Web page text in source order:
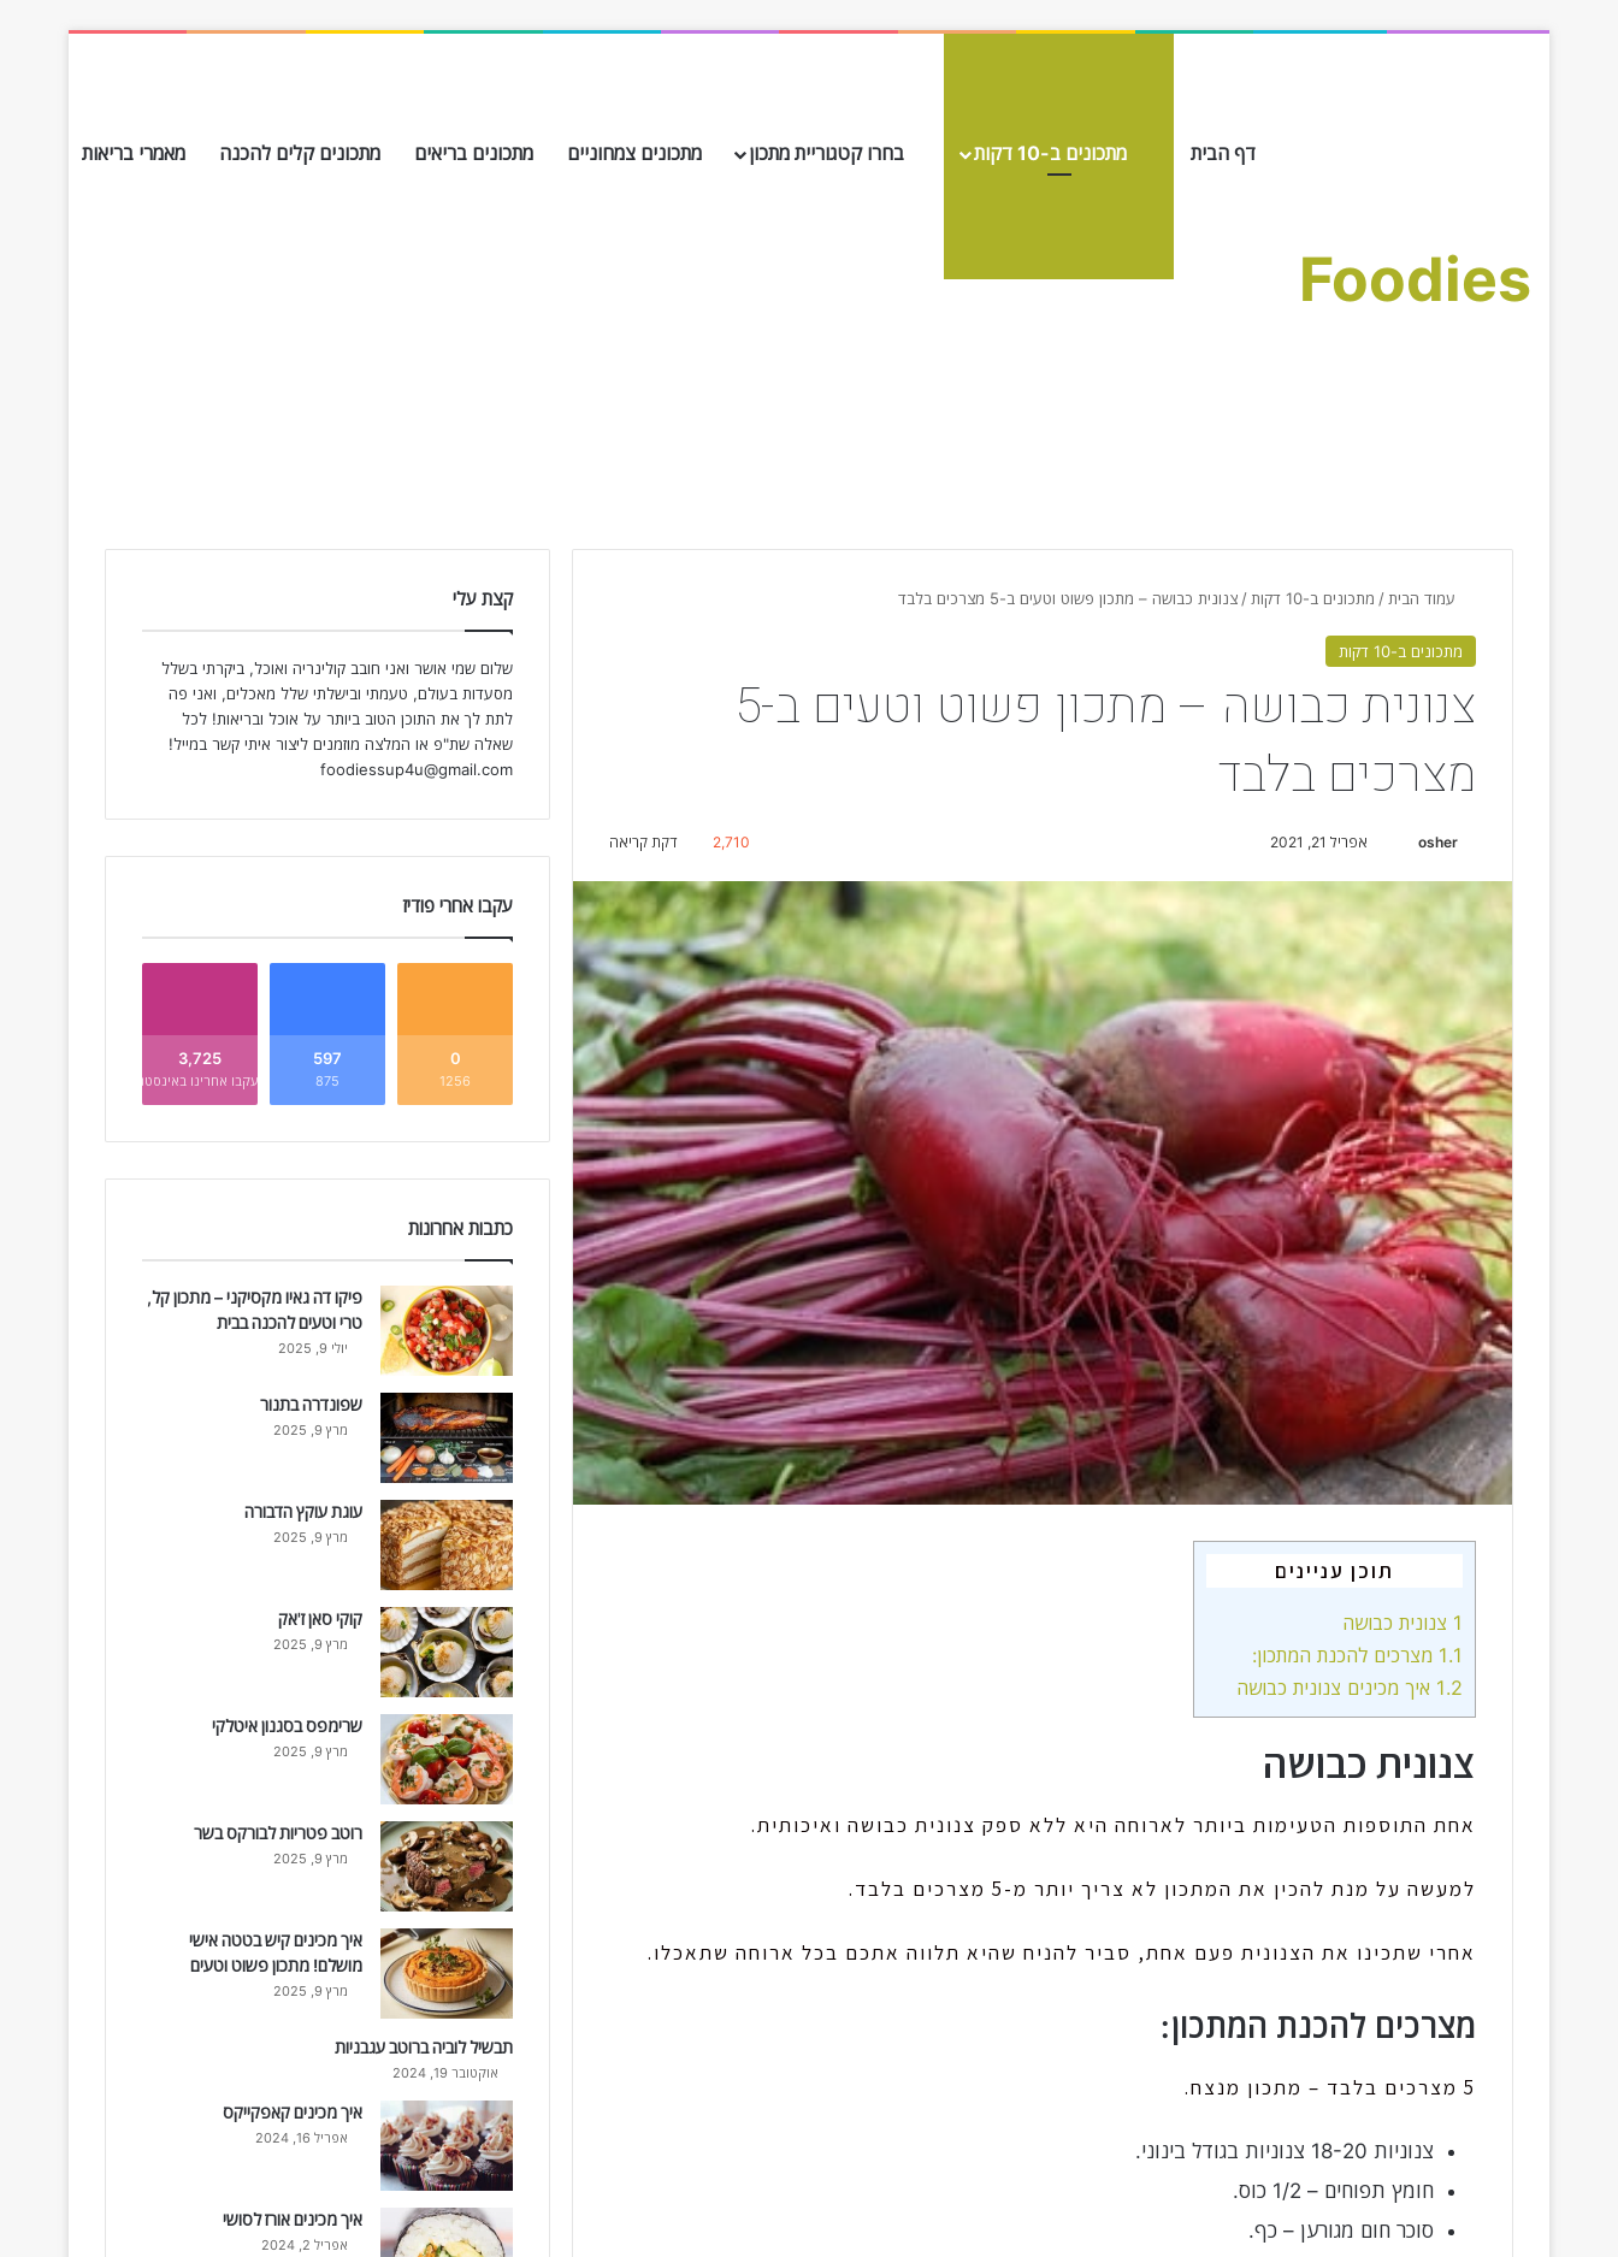
Foodies
דף הבית מתכונים ב-10 דקות בחרו קטגוריית מתכון מתכונים צמחוניים מתכונים בריאים מתכונים קלים להכנה מאמרי בריאות
עמוד הבית / מתכונים ב-10 דקות / צנונית כבושה – מתכון פשוט וטעים ב-5 מצרכים בלבד
מתכונים ב-10 דקות
צנונית כבושה – מתכון פשוט וטעים ב-5
מצרכים בלבד
osher
m
a
i
l
אפריל 21, 2021 2,710 דקת קריאה
תוכן עניינים
1 צנונית כבושה
1.1 מצרכים להכנת המתכון:
1.2 איך מכינים צנונית כבושה
צנונית כבושה
אחת התוספות הטעימות ביותר לארוחה היא ללא ספק צנונית כבושה ואיכותית.
למעשה על מנת להכין את המתכון לא צריך יותר מ-5 מצרכים בלבד.
אחרי שתכינו את הצנונית פעם אחת, סביר להניח שהיא תלווה אתכם בכל ארוחה שתאכלו.
מצרכים להכנת המתכון:
5 מצרכים בלבד – מתכון מנצח.
צנוניות 18-20 צנוניות בגודל בינוני.
חומץ תפוחים – 1/2 כוס.
סוכר חום מגורען – כף.
קצת עלי
שלום שמי אושר ואני חובב קולינריה ואוכל, ביקרתי בשלל
מסעדות בעולם, טעמתי ובישלתי שלל מאכלים, ואני פה
לתת לך את התוכן הטוב ביותר על אוכל ובריאות! לכל
שאלה שת"פ או המלצה מוזמנים ליצור איתי קשר במייל!
foodiessup4u@gmail.com
עקבו אחרי פודיז
0
1256
597
875
3,725
עקבו אחרינו באינסטגרם
כתבות אחרונות
פיקו דה גאיו מקסיקני – מתכון קל,
טרי וטעים להכנה בבית
יולי 9, 2025
שפונדרה בתנור
מרץ 9, 2025
עוגת עוקץ הדבורה
מרץ 9, 2025
קוקי סאן ז'אק
מרץ 9, 2025
שרימפס בסגנון איטלקי
מרץ 9, 2025
רוטב פטריות לבורקס בשר
מרץ 9, 2025
איך מכינים קיש בטטה אישי
מושלם! מתכון פשוט וטעים
מרץ 9, 2025
תבשיל לוביה ברוטב עגבניות
אוקטובר 19, 2024
איך מכינים קאפקייקס
אפריל 16, 2024
איך מכינים אורז לסושי
אפריל 2, 2024